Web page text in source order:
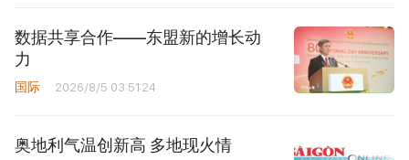
数据共享合作——东盟新的增长动
力
国际 2026/8/5 03:51:24
奥地利气温创新高 多地现火情